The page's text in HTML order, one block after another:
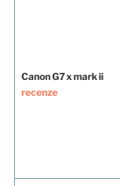
Canon G7 x mark ii
recenze